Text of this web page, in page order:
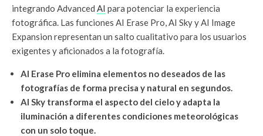
integrando Advanced AI para potenciar la experiencia
fotográfica. Las funciones AI Erase Pro, AI Sky y AI Image
Expansion representan un salto cualitativo para los usuarios
exigentes y aficionados a la fotografía.
AI Erase Pro elimina elementos no deseados de las
fotografías de forma precisa y natural en segundos.
AI Sky transforma el aspecto del cielo y adapta la
iluminación a diferentes condiciones meteorológicas
con un solo toque.